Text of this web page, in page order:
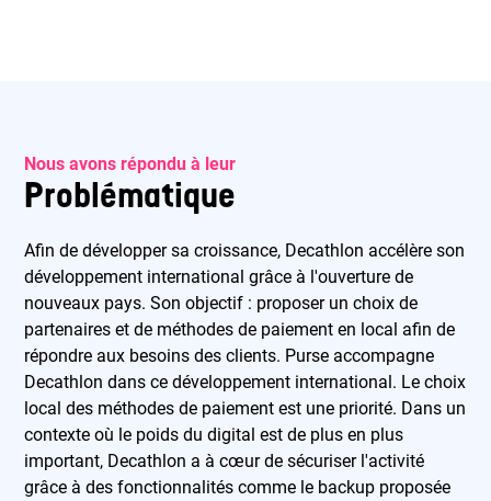
Nous avons répondu à leur
Problématique
Afin de développer sa croissance, Decathlon accélère son
développement international grâce à l'ouverture de
nouveaux pays. Son objectif : proposer un choix de
partenaires et de méthodes de paiement en local afin de
répondre aux besoins des clients. Purse accompagne
Decathlon dans ce développement international. Le choix
local des méthodes de paiement est une priorité. Dans un
contexte où le poids du digital est de plus en plus
important, Decathlon a à cœur de sécuriser l'activité
grâce à des fonctionnalités comme le backup proposée